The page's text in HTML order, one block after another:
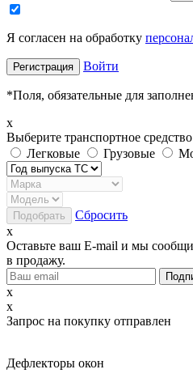
Я согласен на обработку
Войти
*Поля, обязательные для
x
Выберите транспортное средство
Легковые
Грузовые
Сбросить
x
Оставьте ваш E-mail и мы
в продажу.
x
x
Запрос на покупку отправлен
Дефлекторы окон